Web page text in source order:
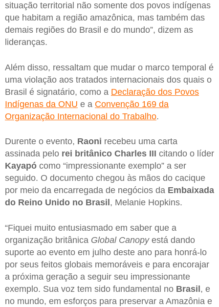
situação territorial não somente dos povos indígenas
que habitam a região amazônica, mas também das
demais regiões do Brasil e do mundo”, dizem as
lideranças.
Além disso, ressaltam que mudar o marco temporal é
uma violação aos tratados internacionais dos quais o
Brasil é signatário, como a Declaração dos Povos
Indígenas da ONU e a Convenção 169 da
Organização Internacional do Trabalho.
Durente o evento, Raoni recebeu uma carta
assinada pelo rei britânico Charles III citando o líder
Kayapó como “impressionante exemplo” a ser
seguido. O documento chegou às mãos do cacique
por meio da encarregada de negócios da Embaixada
do Reino Unido no Brasil , Melanie Hopkins.
“Fiquei muito entusiasmado em saber que a
organização britânica Global Canopyestá dando
suporte ao evento em julho deste ano para honrá-lo
por seus feitos globais memoráveis e para encorajar
a próxima geração a seguir seu impressionante
exemplo. Sua voz tem sido fundamental no Brasil , e
no mundo, em esforços para preservar a Amazônia e